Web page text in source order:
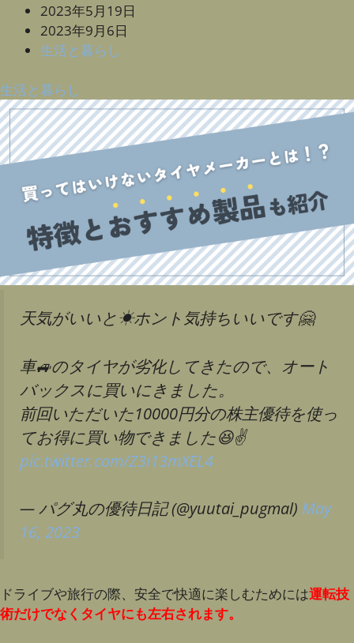
2023年5月19日
2023年9月6日
生活と暮らし
生活と暮らし
天気がいいと☀ホント気持ちいいです🤗
車🚙のタイヤが劣化してきたので、オート
バックスに買いにきました。
前回いただいた10000円分の株主優待を使っ
てお得に買い物できました😆✌
pic.twitter.com/Z3i13mXEL4
— パグ丸の優待日記 (@yuutai_pugmal) May
16, 2023
ドライブや旅行の際、安全で快適に楽しむためには運転技
術だけでなくタイヤにも左右されます。